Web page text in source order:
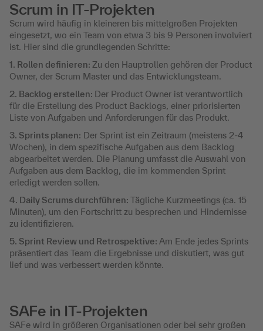
Scrum in IT-Projekten
Scrum wird häufig in kleineren bis mittelgroßen Projekten
eingesetzt, wo ein Team von etwa 3 bis 9 Personen involviert
ist. Hier sind die grundlegenden Schritte:
1. Rollen definieren: Zu den Hauptrollen gehören der Product
Owner, der Scrum Master und das Entwicklungsteam.
2. Backlog erstellen: Der Product Owner ist verantwortlich
für die Erstellung des Product Backlogs, einer priorisierten
Liste von Aufgaben und Anforderungen für das Produkt.
3. Sprints planen: Der Sprint ist ein Zeitraum (meistens 2-4
Wochen), in dem spezifische Aufgaben aus dem Backlog
abgearbeitet werden. Die Planung umfasst die Auswahl von
Aufgaben aus dem Backlog, die im kommenden Sprint
erledigt werden sollen.
4. Daily Scrums durchführen: Tägliche Kurzmeetings (ca. 15
Minuten), um den Fortschritt zu besprechen und Hindernisse
zu identifizieren.
5. Sprint Review und Retrospektive: Am Ende jedes Sprints
präsentiert das Team die Ergebnisse und diskutiert, was gut
lief und was verbessert werden könnte.
SAFe in IT-Projekten
SAFe wird in größeren Organisationen oder bei sehr großen